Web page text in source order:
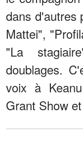
dans d'autres
Mattei",
"La
doublages.
voix à
Grant Show